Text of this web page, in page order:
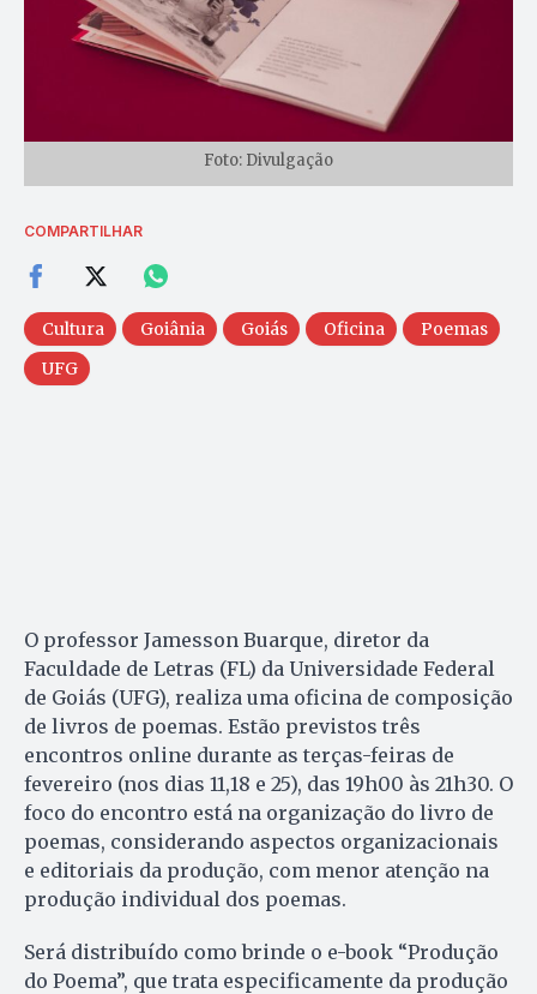
Foto: Divulgação
COMPARTILHAR
Cultura Goiânia Goiás Oficina
Poemas
UFG
O professor Jamesson Buarque, diretor da
Faculdade de Letras (FL) da Universidade Federal
de Goiás (UFG), realiza uma oficina de composição
de livros de poemas. Estão previstos três
encontros online durante as terças-feiras de
fevereiro (nos dias 11,18 e 25), das 19h00 às 21h30. O
foco do encontro está na organização do livro de
poemas, considerando aspectos organizacionais
e editoriais da produção, com menor atenção na
produção individual dos poemas.
Será distribuído como brinde o e-book “Produção
do Poema”, que trata especificamente da produção